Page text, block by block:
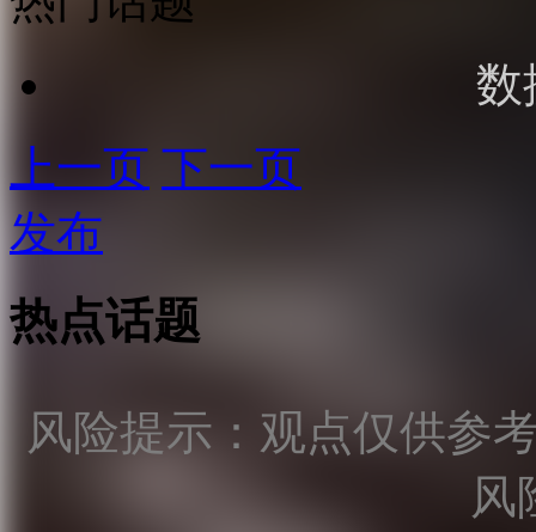
数
上一页 下一页
发布
热点话题
风险提示：观点仅供参
风